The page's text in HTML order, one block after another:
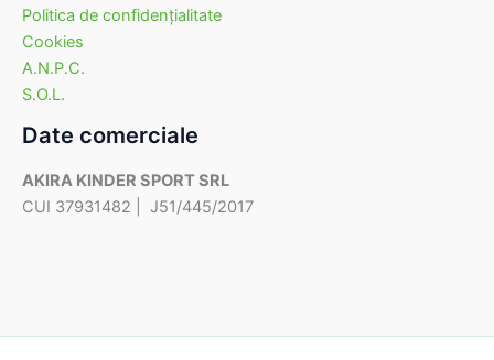
Politica de confidenţialitate
Cookies
A.N.P.C.
S.O.L.
Date comerciale
AKIRA KINDER SPORT SRL
CUI 37931482 | J51/445/2017